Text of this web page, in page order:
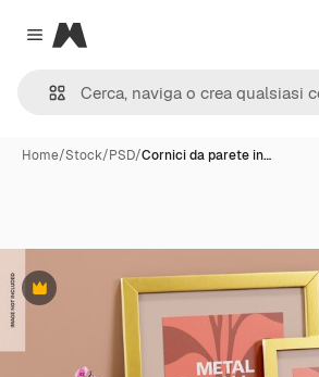
Close menu
Magnific
Home/Stock/PSD/Cornici da parete in…
Premium